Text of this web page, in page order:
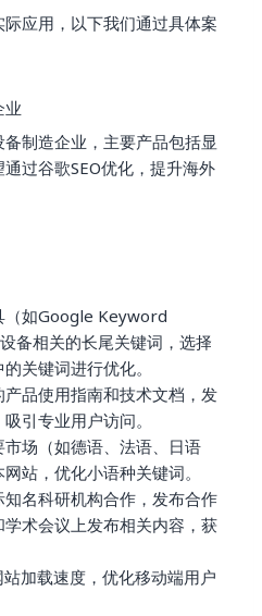
应用，以下我们通过具体案
业
备制造企业，主要产品包括显
过谷歌SEO优化，提升海外
（如Google Keyword
备相关的长尾关键词，选择
关键词进行优化。
产品使用指南和技术文档，发
引专业用户访问。
市场（如德语、法语、日语
站，优化小语种关键词。
知名科研机构合作，发布合作
术会议上发布相关内容，获
加载速度，优化移动端用户